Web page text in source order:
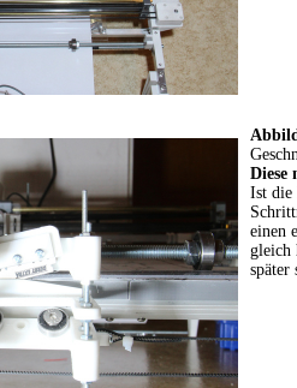
Diese
Ist die
einen
gleich
später